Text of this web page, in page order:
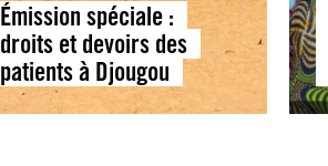
Émission spéciale :
droits et devoirs des
patients à Djougou